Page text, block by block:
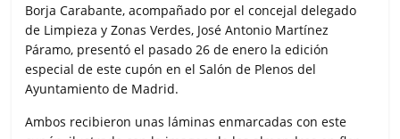
Borja Carabante, acompañado por el concejal delegado
de Limpieza y Zonas Verdes, José Antonio Martínez
Páramo, presentó el pasado 26 de enero la edición
especial de este cupón en el Salón de Plenos del
Ayuntamiento de Madrid.
Ambos recibieron unas láminas enmarcadas con este